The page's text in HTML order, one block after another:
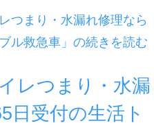
つまり・水漏れ修理なら
ル救急車」の続きを読む
レつまり・水漏
日受付の生活ト